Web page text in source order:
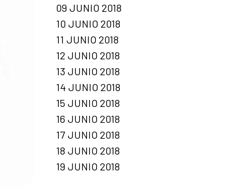
09 JUNIO 2018
10 JUNIO 2018
11 JUNIO 2018
12 JUNIO 2018
13 JUNIO 2018
14 JUNIO 2018
15 JUNIO 2018
16 JUNIO 2018
17 JUNIO 2018
18 JUNIO 2018
19 JUNIO 2018